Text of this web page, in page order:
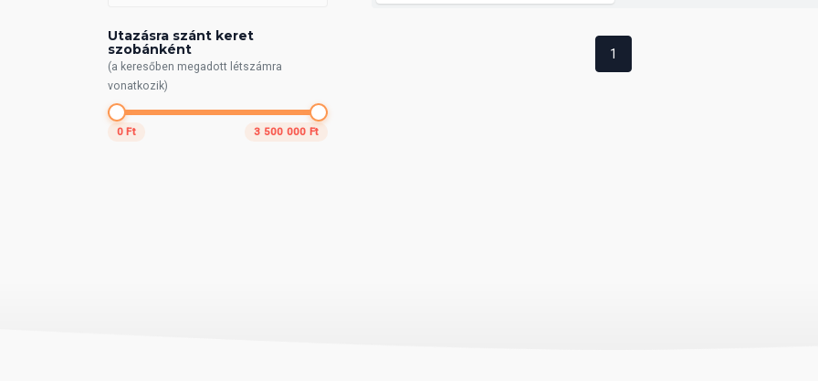
Utazásra szánt keret
szobánként
(a keresőben megadott létszámra
vonatkozik)
0 Ft 3 500 000 Ft
1